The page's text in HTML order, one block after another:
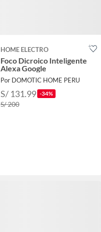
HOME ELECTRO
Foco Dicroico Inteligente
Alexa Google
Por DOMOTIC HOME PERU
S/ 131.99 -34%
S/ 200